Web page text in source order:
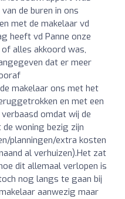
de buren in ons
met de makelaar vd
heeft vd Panne onze
alles akkoord was,
dat er meer
makelaar ons met het
en met een
omdat wij de
woning bezig zijn
planningen/extra kosten
al verhuizen).Het zat
dit allemaal verlopen is
nog langs te gaan bij
aanwezig maar